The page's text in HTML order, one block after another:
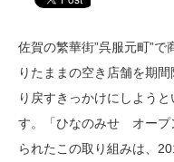
佐賀の繁華街”呉服元町”
りたままの空き店舗を期
り戻すきっかけにしよう
す。「ひなのみせ オープ
られたこの取り組みは、